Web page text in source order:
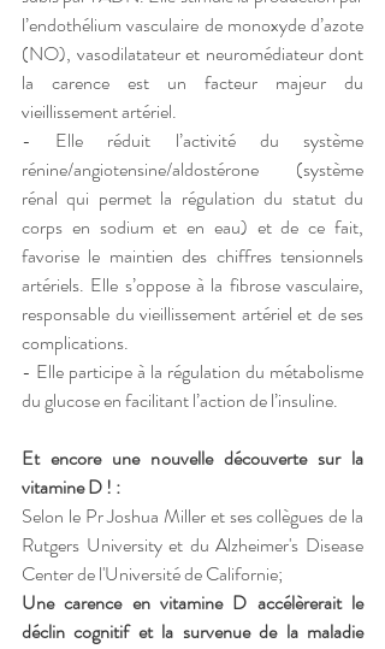
l’endothélium vasculaire de monoxyde d’azote
(NO), vasodilatateur et neuromédiateur dont
la carence est un facteur majeur du
vieillissement artériel.
- Elle réduit l’activité du système
rénine/angiotensine/aldostérone (système
rénal qui permet la régulation du statut du
corps en sodium et en eau) et de ce fait,
favorise le maintien des chiffres tensionnels
artériels. Elle s’oppose à la fibrose vasculaire,
responsable du vieillissement artériel et de ses
complications.
- Elle participe à la régulation du métabolisme
du glucose en facilitant l’action de l’insuline.
Et encore une nouvelle découverte sur la
vitamine D ! :
Selon le Pr Joshua Miller et ses collègues de la
Rutgers University et du Alzheimer's Disease
Center de l'Université de Californie;
Une carence en vitamine D accélèrerait le
déclin cognitif et la survenue de la maladie